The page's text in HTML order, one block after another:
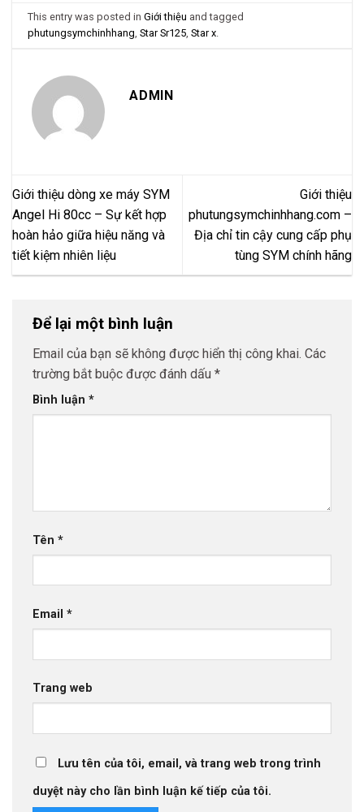
This entry was posted inGiới thiệu and tagged
phutungsymchinhhang ,Star Sr125 ,Star x
ADMIN
Giới thiệu dòng xe máy SYM
Angel Hi 80cc – Sự kết hợp
hoàn hảo giữa hiệu năng và
tiết kiệm nhiên liệu
Giới thiệu
phutungsymchinhhang.com –
Địa chỉ tin cậy cung cấp phụ
tùng SYM chính hãng
Để lại một bình luận
Email của bạn sẽ không được hiển thị công khai. Các
trường bắt buộc được đánh dấu *
Bình luận *
Tên *
Email *
Trang web
Lưu tên của tôi, email, và trang web trong trình
duyệt này cho lần bình luận kế tiếp của tôi.